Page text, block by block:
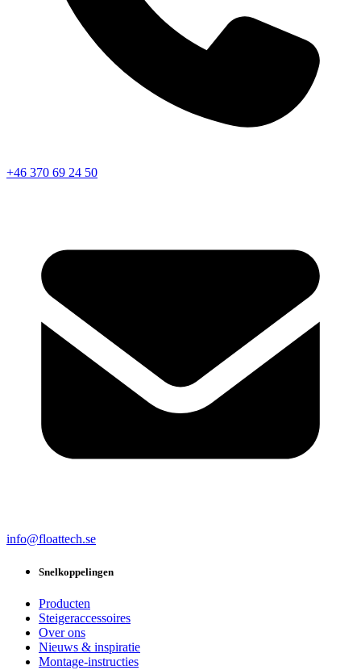
+46 370 69 24 50
info@floattech.se
Snelkoppelingen
Producten
Steigeraccessoires
Over ons
Nieuws & inspiratie
Montage-instructies